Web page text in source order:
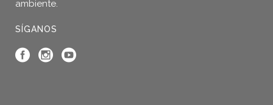
ambiente.
SÍGANOS